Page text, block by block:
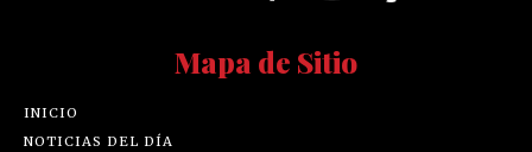
Mapa de Sitio
INICIO
NOTICIAS DEL DÍA